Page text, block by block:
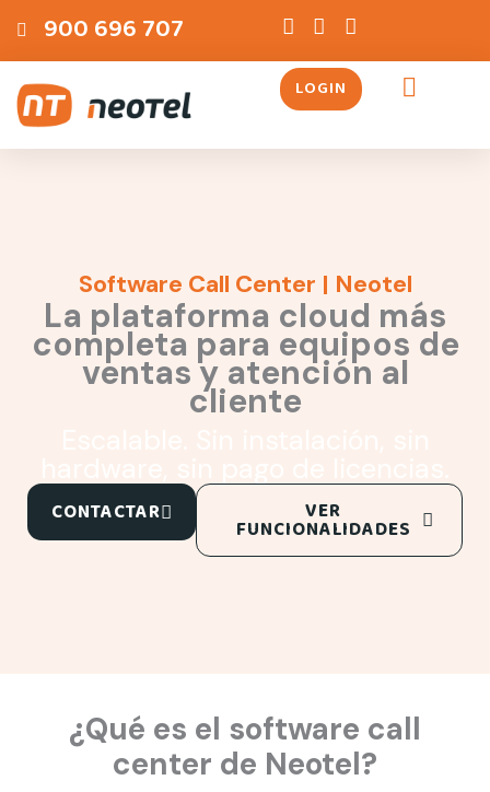
900 696 707
LOGIN
Software Call Center | Neotel
La plataforma cloud más
completa para equipos de
ventas y atención al
cliente
CONTACTAR VER
FUNCIONALIDADES
¿Qué es el software call
center de Neotel?